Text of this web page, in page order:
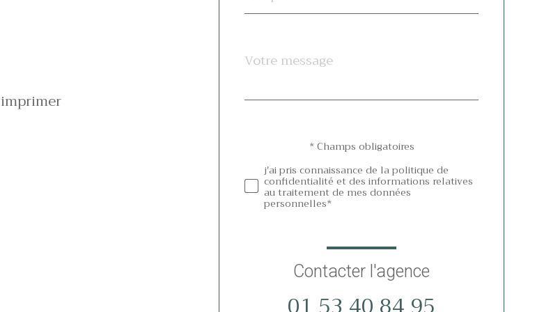
imprimer
Fieldset
défaut
Message
*
Validation* Champs obligatoires
j'ai pris connaissance de la politique de
confidentialité et des informations relatives
au traitement de mes données
personnelles*
Contacter l'agence